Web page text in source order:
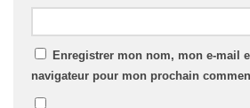
Enregistrer mon nom, mon e-mail
navigateur pour mon prochain